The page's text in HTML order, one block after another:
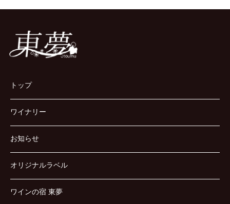
トップ
ワイナリー
お知らせ
オリジナルラベル
ワインの宿 東夢